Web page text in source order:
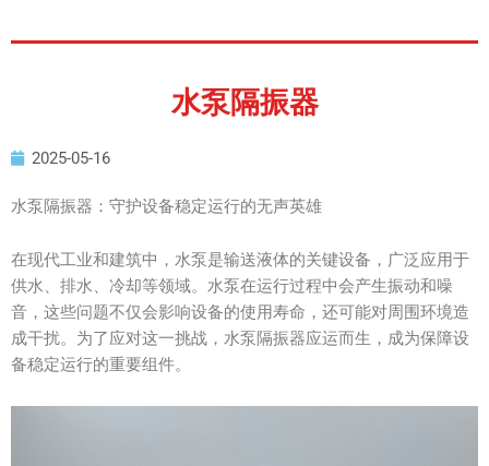
水泵隔振器
2025-05-16
水泵隔振器：守护设备稳定运行的无声英雄
在现代工业和建筑中，水泵是输送液体的关键设备，广泛应用于
供水、排水、冷却等领域。水泵在运行过程中会产生振动和噪
音，这些问题不仅会影响设备的使用寿命，还可能对周围环境造
成干扰。为了应对这一挑战，水泵隔振器应运而生，成为保障设
备稳定运行的重要组件。